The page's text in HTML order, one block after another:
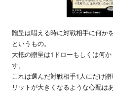
贈呈は唱える時に対戦相手に何か
というもの。
大抵の贈呈は1ドローもしくは何
す。
これは選んだ対戦相手1人にだけ
リットが大きくなるような心配は